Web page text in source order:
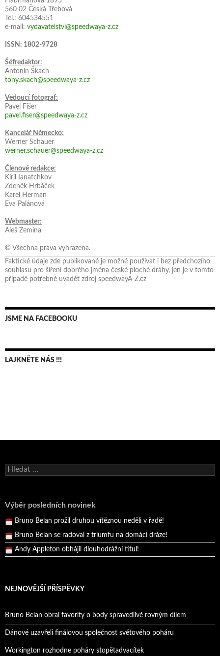
560 02 Česká Třebová
Tel.: 604534551
e-mail: vydavatelstvi@speedwaya-z.cz
ISSN: 1802-9728
Šéfredaktor:
Antonín Škach
tony.skach@speedwaya-z.cz
Vedoucí fotograf:
Pavel Fišer
pavel.fiser@speedwaya-z.cz
Kancelář Německo:
Werner Schauer
werner.schauer@speedwaya-z.cz
Členové redakce:
Kiril Ianatchkov
Zdeněk Hrbáček
Karel Herman
Eva Palánová
Webmaster:
Aleš Zemina
© Všechna práva vyhrazena.
Faktické údaje zde publikované je možné používat i bez předchozího
souhlasu pro šíření dobrého jména české ploché dráhy, jen je v tomto
případě potřebné uvádět zdroj speedwayA-Z.cz
JSME NA FACEBOOKU
LAJKNĚTE NÁS !!!
Vyhledávání
Výběr posledních novinek
Andy Appleton obhájil dlouhodrážní titul!
Bruno Belan prožil druhou vítěznou neděli v řadě!
Bruno Belan se radoval z triumfu na domácí dráze!
Andy Appleton obhájil dlouhodrážní titul!
Reprezentační dvojice brala český titul!
NEJNOVĚJŠÍ PŘÍSPĚVKY
Bruno Belan obral favority o body spravedlivě rovným dílem
Dánové uzavřeli finálovou společnost světového poháru
Workington rozhodne poháry stopětadvacítek